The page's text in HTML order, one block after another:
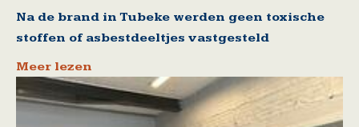
Na de brand in Tubeke werden geen toxische
stoffen of asbestdeeltjes vastgesteld
Meer lezen